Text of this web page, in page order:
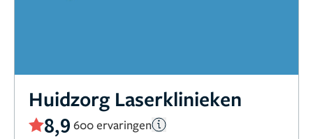
Huidzorg Laserklinieken
8,9 600 ervaringen